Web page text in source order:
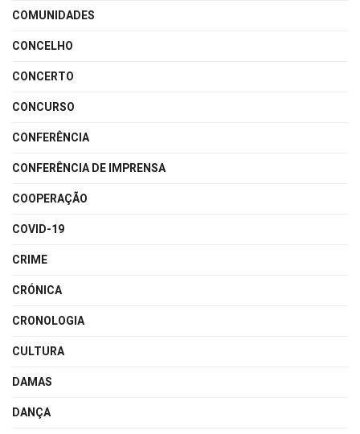
COMUNIDADES
CONCELHO
CONCERTO
CONCURSO
CONFERÊNCIA
CONFERÊNCIA DE IMPRENSA
COOPERAÇÃO
COVID-19
CRIME
CRÓNICA
CRONOLOGIA
CULTURA
DAMAS
DANÇA